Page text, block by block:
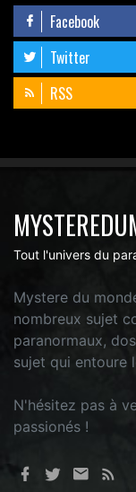
Facebook
Twitter
RSS
Tout l'univers du
Mystere du
nombreux sujet
paranormaux,
sujet qui entoure
N'hésitez pas à
passionés !